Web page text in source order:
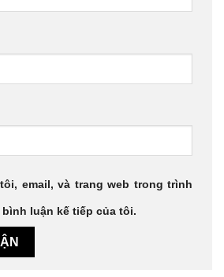
email, và trang web trong trình
luận kế tiếp của tôi.